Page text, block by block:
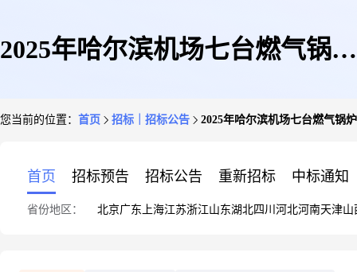
2025年哈尔滨机场七台燃气锅炉
您当前的位置： 首页 招标｜招标公告 2025年哈尔滨机场七台燃气锅
首页 招标预告 招标公告 重新招标 中标通知
省份地区： 北京广东 上海江苏浙江山东湖北四川 河北河南天津山